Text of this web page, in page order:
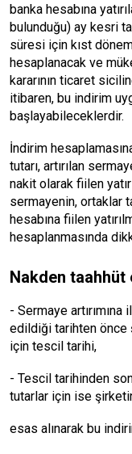
banka hesabına
bulunduğu) ay kesri
süresi için kıst
hesaplanacak ve
kararının ticaret
itibaren, bu indirim
başlayabileceklerdir.
İndirim
tutarı, artırılan
nakit olarak fiilen
sermayenin, ortaklar
hesabına fiilen
hesaplanmasında
Nakden taahhüt
- Sermaye
edildiği tarihten önce
için tescil tarihi,
- Tescil tarihinden
tutarlar için ise
esas alınarak bu